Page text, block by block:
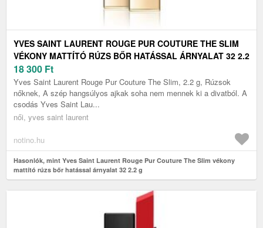
YVES SAINT LAURENT ROUGE PUR COUTURE THE SLIM
VÉKONY MATTÍTÓ RÚZS BŐR HATÁSSAL ÁRNYALAT 32 2.2
G
18 300 Ft
Yves Saint Laurent Rouge Pur Couture The Slim, 2.2 g, Rúzsok
nőknek, A szép hangsúlyos ajkak soha nem mennek ki a divatból. A
csodás Yves Saint Lau...
női, yves saint laurent
notino.hu
Hasonlók, mint Yves Saint Laurent Rouge Pur Couture The Slim vékony
mattító rúzs bőr hatással árnyalat 32 2.2 g